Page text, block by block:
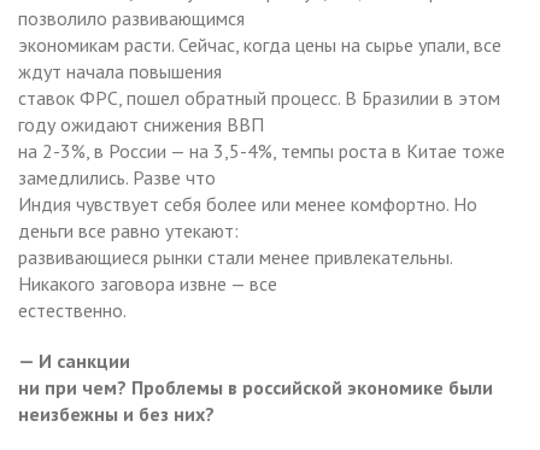
позволило развивающимся
экономикам расти. Сейчас, когда цены на сырье упали, все
ждут начала повышения
ставок ФРС, пошел обратный процесс. В Бразилии в этом
году ожидают снижения ВВП
на 2-3%, в России — на 3,5-4%, темпы роста в Китае тоже
замедлились. Разве что
Индия чувствует себя более или менее комфортно. Но
деньги все равно утекают:
развивающиеся рынки стали менее привлекательны.
Никакого заговора извне — все
естественно.
— И санкции
ни при чем? Проблемы в российской экономике были
неизбежны и без них?